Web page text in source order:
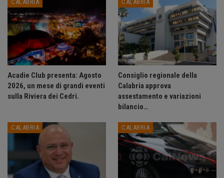
CALABRIA
Acadie Club presenta: Agosto
2026, un mese di grandi eventi
sulla Riviera dei Cedri.
CALABRIA
Consiglio regionale della
Calabria approva
assestamento e variazioni
bilancio…
CALABRIA CALABRIA